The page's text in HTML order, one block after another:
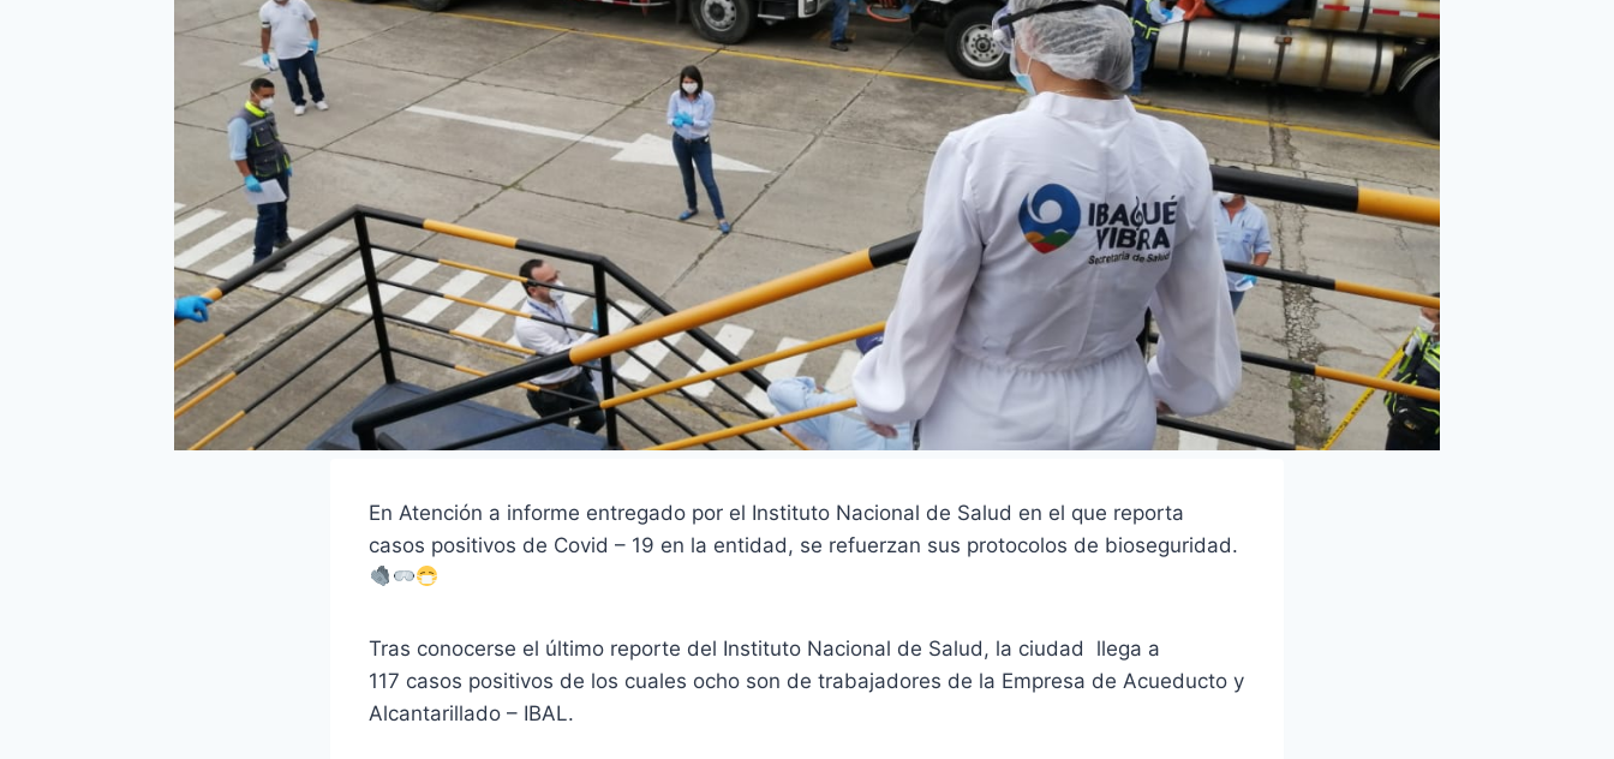
En Atención a informe entregado por el Instituto Nacional de Salud en el que reporta
casos positivos de Covid – 19 en la entidad, se refuerzan sus protocolos de bioseguridad.
Tras conocerse el último reporte del Instituto Nacional de Salud, la ciudad llega a
117 casos positivos de los cuales ocho son de trabajadores de la Empresa de Acueducto y
Alcantarillado – IBAL.